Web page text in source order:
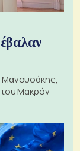
Μανουσάκης,
Μακρόν